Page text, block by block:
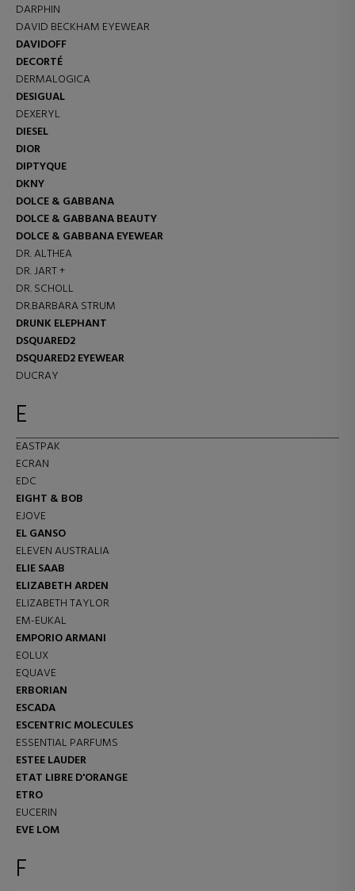
DARPHIN
DAVID BECKHAM EYEWEAR
DAVIDOFF
DECORTÉ
DERMALOGICA
DESIGUAL
DEXERYL
DIESEL
DIOR
DIPTYQUE
DKNY
DOLCE & GABBANA
DOLCE & GABBANA BEAUTY
DOLCE & GABBANA EYEWEAR
DR. ALTHEA
DR. JART +
DR. SCHOLL
DR.BARBARA STRUM
DRUNK ELEPHANT
DSQUARED2
DSQUARED2 EYEWEAR
DUCRAY
E
EASTPAK
ECRAN
EDC
EIGHT & BOB
EJOVE
EL GANSO
ELEVEN AUSTRALIA
ELIE SAAB
ELIZABETH ARDEN
ELIZABETH TAYLOR
EM-EUKAL
EMPORIO ARMANI
EOLUX
EQUAVE
ERBORIAN
ESCADA
ESCENTRIC MOLECULES
ESSENTIAL PARFUMS
ESTEE LAUDER
ETAT LIBRE D'ORANGE
ETRO
EUCERIN
EVE LOM
F